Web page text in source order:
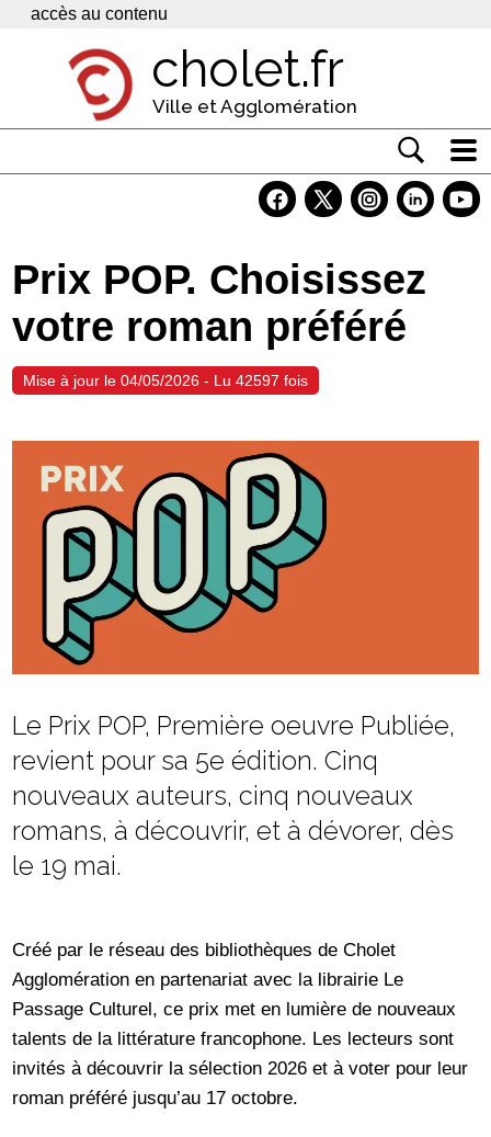
Panneau de gestion des cookies
accès au contenu
cholet.fr
Ville et Agglomération
Economie
Services
Contacts
Prix POP. Choisissez
votre roman préféré
Mise à jour le 04/05/2026 - Lu 42597 fois
Le Prix POP, Première oeuvre Publiée,
revient pour sa 5e édition. Cinq
nouveaux auteurs, cinq nouveaux
romans, à découvrir, et à dévorer, dès
le 19 mai.
Créé par le réseau des bibliothèques de Cholet
Agglomération en partenariat avec la librairie Le
Passage Culturel, ce prix met en lumière de nouveaux
talents de la littérature francophone. Les lecteurs sont
invités à découvrir la sélection 2026 et à voter pour leur
roman préféré jusqu’au 17 octobre.